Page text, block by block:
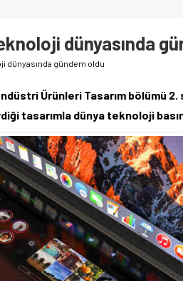
dünyasında
dünyasında gündem oldu
Ürünleri Tasarım bölümü 2.
tasarımla dünya teknoloji